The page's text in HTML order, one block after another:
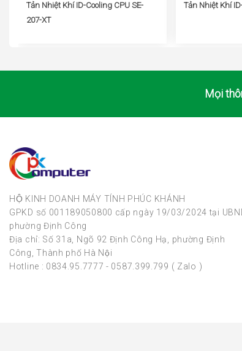
Tản Nhiệt Khí ID-Cooling CPU SE-
207-XT
Tản Nhiệt Khí
Mọi
HỘ KINH DOANH MÁY TÍNH PHÚC KHÁNH
GPKD số 001189050800 cấp ngày 19/03/2024 tại
phường Định Công
Địa chỉ: Số 31a, Ngõ 92 Định Công Hạ, phường Định
Công, Thành phố Hà Nội
Hotline : 0834.95.7777 - 0587.399.799 ( Zalo )